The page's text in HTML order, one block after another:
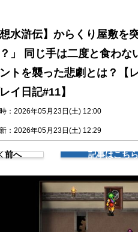
想水滸伝】からくり屋敷を
」 同じ手は二度と食わな
トを襲った悲劇とは？【
イ日記#11】
：2026年05月23日(土) 12:00
：2026年05月23日(土) 12:29
前へ 記事はこちら